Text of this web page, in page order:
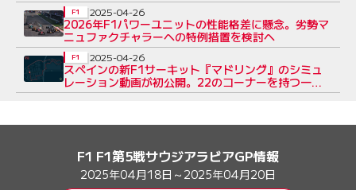
2026年F1パワーユニットの性能格差に懸念。劣勢マ
ニュファクチャラーへの特例措置を検討へ
F1 2025-04-26
スペインの新F1サーキット『マドリング』のシミュ
レーション動画が初公開。22のコーナーを持つ一部
公道のコース
F1 2025-04-26
F1 F1第5戦サウジアラビアGP情報
2025年04月18日～2025年04月20日